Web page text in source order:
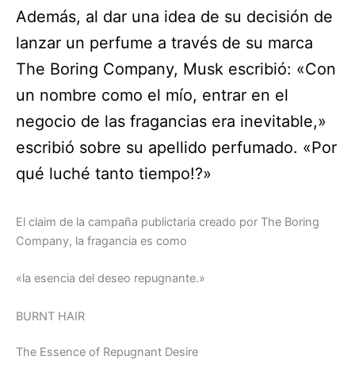
Además, al dar una idea de su decisión de
lanzar un perfume a través de su marca
The Boring Company, Musk escribió: «Con
un nombre como el mío, entrar en el
negocio de las fragancias era inevitable,»
escribió sobre su apellido perfumado. «Por
qué luché tanto tiempo!?»
El claim de la campaña publictaria creado por The Boring
Company, la fragancia es como
«la esencia del deseo repugnante.»
BURNT HAIR
The Essence of Repugnant Desire